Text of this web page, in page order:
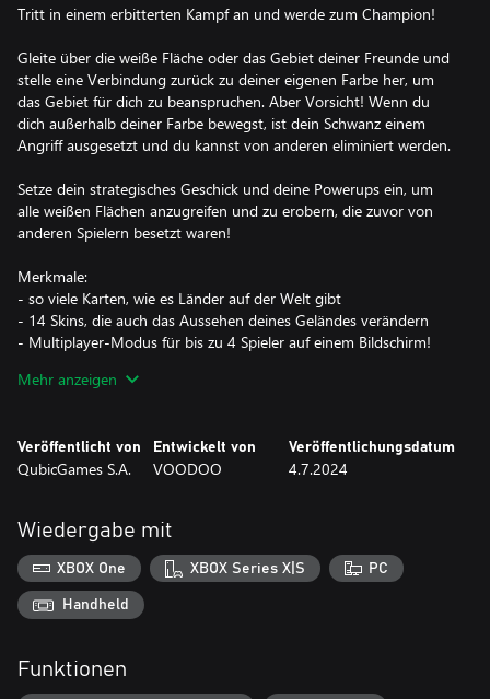
Tritt in einem erbitterten Kampf an und werde zum Champion!
Gleite über die weiße Fläche oder das Gebiet deiner Freunde und
stelle eine Verbindung zurück zu deiner eigenen Farbe her, um
das Gebiet für dich zu beanspruchen. Aber Vorsicht! Wenn du
dich außerhalb deiner Farbe bewegst, ist dein Schwanz einem
Angriff ausgesetzt und du kannst von anderen eliminiert werden.
Setze dein strategisches Geschick und deine Powerups ein, um
alle weißen Flächen anzugreifen und zu erobern, die zuvor von
anderen Spielern besetzt waren!
Merkmale:
- so viele Karten, wie es Länder auf der Welt gibt
- 14 Skins, die auch das Aussehen deines Geländes verändern
- Multiplayer-Modus für bis zu 4 Spieler auf einem Bildschirm!
- Powerups, die während des Spiels spawnen
- einfache Regeln und jede Menge Spaß!
Mehr anzeigen
Veröffentlicht von
QubicGames S.A.
Entwickelt von
VOODOO
Veröffentlichungsdatum
4.7.2024
Wiedergabe mit
XBOX One XBOX Series X|S PC
Handheld
Funktionen